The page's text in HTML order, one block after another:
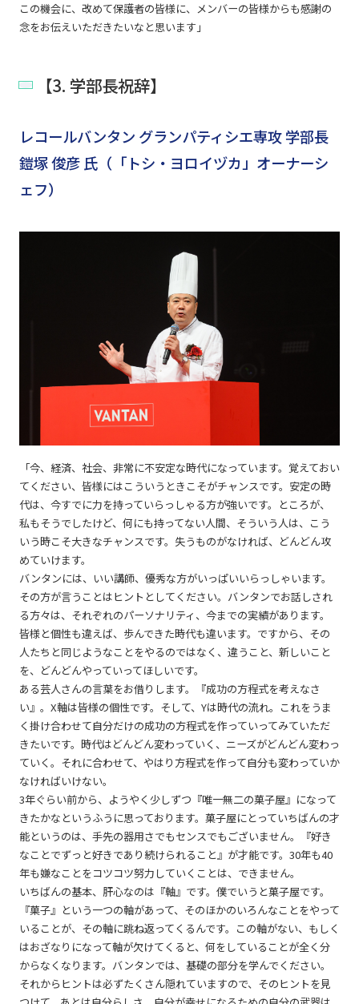
この機会に、改めて保護者の皆様に、メンバーの皆様からも感謝の
念をお伝えいただきたいなと思います」
【3. 学部長祝辞】
レコールバンタン グランパティシエ専攻 学部長
鎧塚 俊彦 氏（「トシ・ヨロイヅカ」オーナーシ
ェフ）
「今、経済、社会、非常に不安定な時代になっています。覚えておい
てください、皆様にはこういうときこそがチャンスです。安定の時
代は、今すでに力を持っていらっしゃる方が強いです。ところが、
私もそうでしたけど、何にも持ってない人間、そういう人は、こう
いう時こそ大きなチャンスです。失うものがなければ、どんどん攻
めていけます。
バンタンには、いい講師、優秀な方がいっぱいいらっしゃいます。
その方が言うことはヒントとしてください。バンタンでお話しされ
る方々は、それぞれのパーソナリティ、今までの実績があります。
皆様と個性も違えば、歩んできた時代も違います。ですから、その
人たちと同じようなことをやるのではなく、違うこと、新しいこと
を、どんどんやっていってほしいです。
ある芸人さんの言葉をお借りします。『成功の方程式を考えなさ
い』。X軸は皆様の個性です。そして、Yは時代の流れ。これをうま
く掛け合わせて自分だけの成功の方程式を作っていってみていただ
きたいです。時代はどんどん変わっていく、ニーズがどんどん変わっ
ていく。それに合わせて、やはり方程式を作って自分も変わっていか
なければいけない。
3年ぐらい前から、ようやく少しずつ『唯一無二の菓子屋』になって
きたかなというふうに思っております。菓子屋にとっていちばんの才
能というのは、手先の器用さでもセンスでもございません。『好き
なことでずっと好きであり続けられること』が才能です。30年も40
年も嫌なことをコツコツ努力していくことは、できません。
いちばんの基本、肝心なのは『軸』です。僕でいうと菓子屋です。
『菓子』という一つの軸があって、そのほかのいろんなことをやって
いることが、その軸に跳ね返ってくるんです。この軸がない、もしく
はおざなりになって軸が欠けてくると、何をしていることが全く分
からなくなります。バンタンでは、基礎の部分を学んでください。
それからヒントは必ずたくさん隠れていますので、そのヒントを見